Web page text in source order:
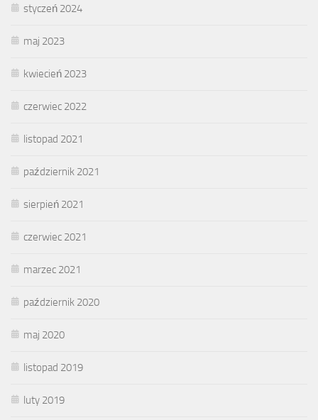
styczeń 2024
maj 2023
kwiecień 2023
czerwiec 2022
listopad 2021
październik 2021
sierpień 2021
czerwiec 2021
marzec 2021
październik 2020
maj 2020
listopad 2019
luty 2019